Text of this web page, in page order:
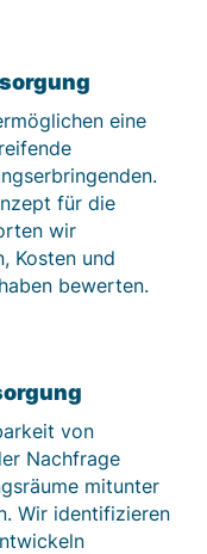
eine
für die
wir
Kosten und
bewerten.
von
Nachfrage
mitunter
Wir identifizieren